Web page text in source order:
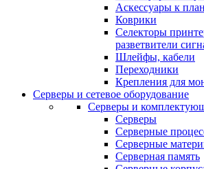
Аскессуары к
Коврики
Селекторы
разветвители
Шлейфы, кабели
Переходники
Крепления для
Серверы и сетевое оборудование
Серверы и
Серверы
Серверные
Серверные
Серверная память